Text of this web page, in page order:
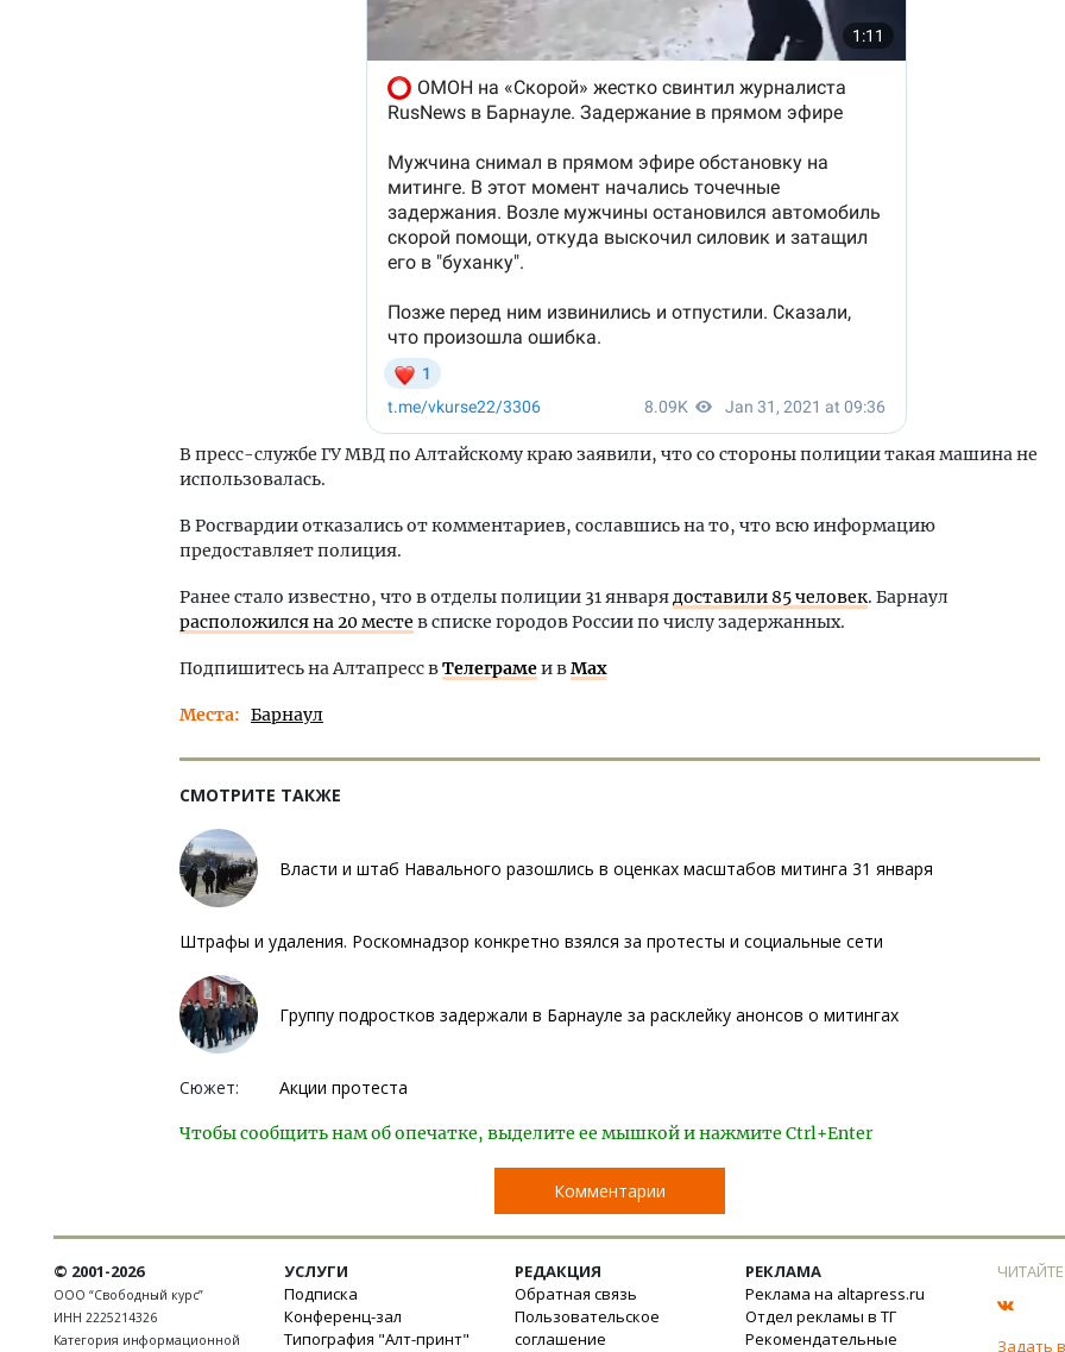
В пресс-службе ГУ МВД по Алтайскому краю заявили, что со стороны полиции такая машина не
использовалась.
В Росгвардии отказались от комментариев, сославшись на то, что всю информацию
предоставляет полиция.
Ранее стало известно, что в отделы полиции 31 январядоставили 85 человек. Барнаул
расположился на 20 месте в списке городов России по числу задержанных.
Подпишитесь на Алтапресс вТелеграмеи вMax
Места Барнаул
СМОТРИТЕ ТАКЖЕ
Власти и штаб Навального разошлись в оценках масштабов митинга 31 января
Штрафы и удаления. Роскомнадзор конкретно взялся за протесты и социальные сети
Группу подростков задержали в Барнауле за расклейку анонсов о митингах
Сюжет: Акции протеста
Чтобы сообщить нам об опечатке, выделите ее мышкой и нажмите Ctrl+Enter
Комментарии
© 2001-2026
ООО “Свободный курс”
ИНН 2225214326
Категория информационной
УСЛУГИ
Подписка
Конференц-зал
Типография "Алт-принт"
РЕДАКЦИЯ
Обратная связь
Пользовательское
соглашение
РЕКЛАМА
Реклама на altapress.ru
Отдел рекламы в ТГ
Рекомендательные
Задать